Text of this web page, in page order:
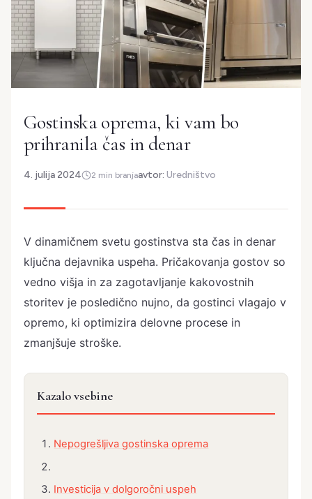
Gostinska oprema, ki vam bo
prihranila čas in denar
4. julija 2024 2 min branjaavtor: Uredništvo
V dinamičnem svetu gostinstva sta čas in denar
ključna dejavnika uspeha. Pričakovanja gostov so
vedno višja in za zagotavljanje kakovostnih
storitev je posledično nujno, da gostinci vlagajo v
opremo, ki optimizira delovne procese in
zmanjšuje stroške.
Kazalo vsebine
Nepogrešljiva gostinska oprema
Investicija v dolgoročni uspeh